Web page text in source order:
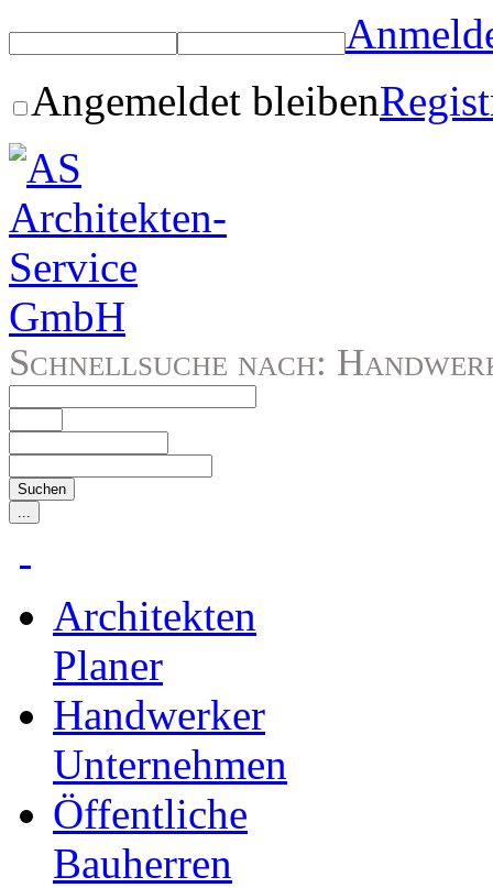
Angemeldet bleiben
Schnellsuche nach:
Architekten
Planer
Handwerker
Unternehmen
Öffentliche
Bauherren